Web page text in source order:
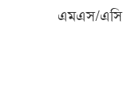
এমএস/এসি